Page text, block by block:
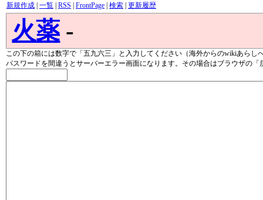
新規作成| 一覧| RSS FrontPage| 検索| 更新履歴
火薬 -
この下の箱には数字で「五九六三」と入力してください（海外からのwikiあらし
パスワードを間違うとサーバーエラー画面になります。その場合はブラウザの「